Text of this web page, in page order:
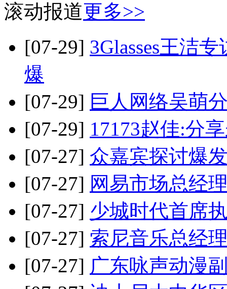
滚动报道更多>>
[07-29] 3Glasses王洁
爆
[07-29] 巨人网络吴萌
[07-29] 17173赵佳:分
[07-27] 众嘉宾探讨爆
[07-27] 网易市场总经
[07-27] 少城时代首席
[07-27] 索尼音乐总经
[07-27] 广东咏声动漫